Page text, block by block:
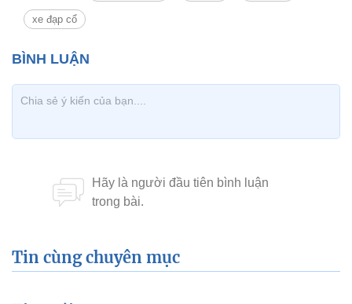
xe đạp cổ
Tin cùng chuyên mục